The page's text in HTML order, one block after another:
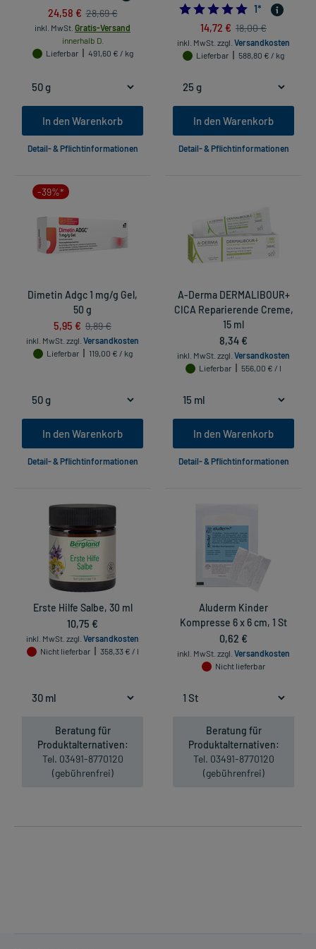
24,58 € 28,69 €
inkl. MwSt. Gratis-Versand
innerhalb D.
Lieferbar
491,60 € / kg
In den Warenkorb
Detail- & Pflichtinformationen
5.0
1*
14,72 € 18,00 €
inkl. MwSt. zzgl. Versandkosten
Lieferbar
588,80 € / kg
In den Warenkorb
Detail- & Pflichtinformationen
-39%*
Dimetin Adgc 1 mg/g Gel,
50 g
5,95 € 9,89 €
inkl. MwSt. zzgl. Versandkosten
Lieferbar
119,00 € / kg
In den Warenkorb
Detail- & Pflichtinformationen
A-Derma DERMALIBOUR+
CICA Reparierende Creme,
15 ml
8,34 €
inkl. MwSt. zzgl. Versandkosten
Lieferbar
556,00 € / l
In den Warenkorb
Detail- & Pflichtinformationen
Erste Hilfe Salbe, 30 ml
10,75 €
inkl. MwSt. zzgl. Versandkosten
Nicht lieferbar
358,33 € / l
Beratung für
Produktalternativen:
Tel. 03491-8770120
(gebührenfrei)
Aluderm Kinder
Kompresse 6 x 6 cm, 1 St
0,62 €
inkl. MwSt. zzgl. Versandkosten
Nicht lieferbar
Beratung für
Produktalternativen:
Tel. 03491-8770120
(gebührenfrei)